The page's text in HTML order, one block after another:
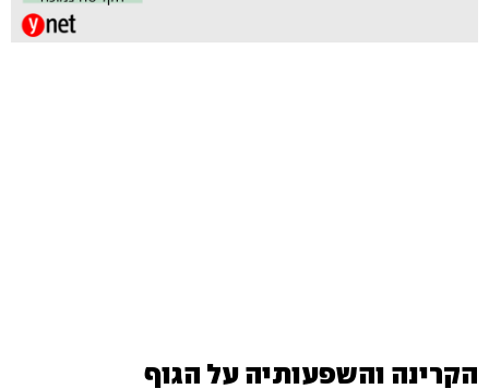
הקרינה והשפעותיה על הגוף